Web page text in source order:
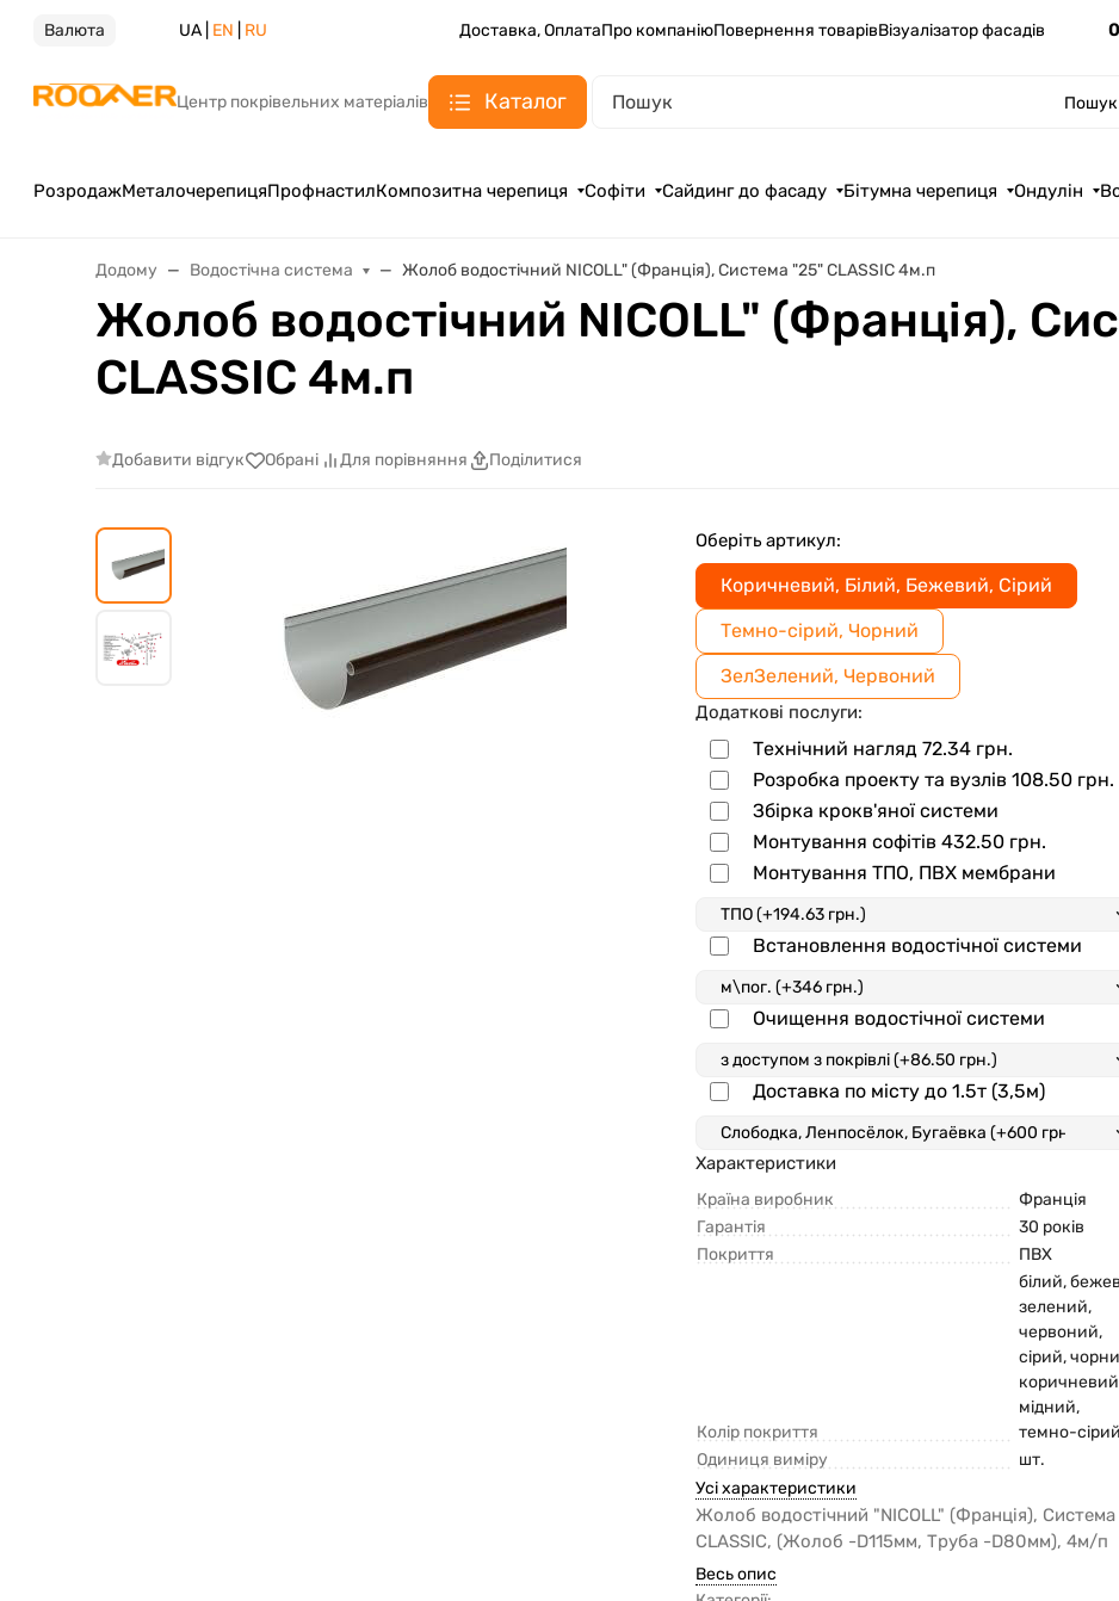
Валюта UA | EN RU Доставка, ОплатаПро компаніюПовернення товарівВізуалізатор фасадів
Центр покрівельних матеріалів Каталог Пошук
РозродажМеталочерепицяПрофнастилКомпозитна черепиця Софіти Сайдинг до фасаду Бітумна черепиця Ондулін
Додому Водостічна система Жолоб водостічний NICOLL" (Франція), Система "25" CLASSIС 4м.п
Жолоб водостічний NICOLL" (Франція),
CLASSIС 4м.п
Добавити відгук Обрані Для порівняння Поділитися
Оберіть артикул:
Коричневий, Білий, Бежевий, Сірий
Темно-сірий, Чорний
ЗелЗелений, Червоний
Додаткові послуги:
Технічний нагляд72.34 грн.
Розробка проекту та вузлів108.50 грн.
Збірка крокв'яної системи
Монтування софітів432.50 грн.
Монтування ТПО, ПВХ мембрани
Встановлення водостічної системи
Очищення водостічної системи
Доставка по місту до 1.5т (3,5м)
Характеристики
Країна виробник
Франція
Гарантія
30 років
Покриття
ПВХ
Колір покриття
білий,
зелений,
червоний,
сірий,
коричневий
мідний,
темно-сірий
Одиниця виміру
шт.
Усі характеристики
Жолоб водостічний "NICOLL" (Франція),
CLASSIС, (Жолоб -D115мм, Труба -D80мм), 4м/п
Весь опис